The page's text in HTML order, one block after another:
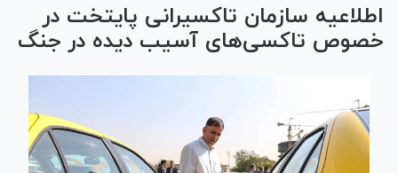
اطلاعیه سازمان تاکسیرانی پایتخت در
خصوص تاکسی‌های آسیب دیده در جنگ